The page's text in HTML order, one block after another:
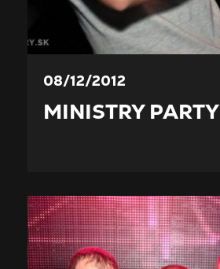
08/12/2012
MINISTRY PARTY